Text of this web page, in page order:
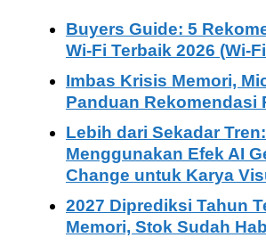
Buyers Guide: 5
Wi-Fi Terbaik 2026 (Wi-
Imbas Krisis Memori,
Panduan Rekomendasi
Lebih dari Sekadar
Menggunakan Efek AI
Change untuk Karya
2027 Diprediksi Tahun
Memori, Stok Sudah